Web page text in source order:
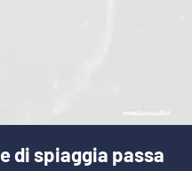
di spiaggia passa